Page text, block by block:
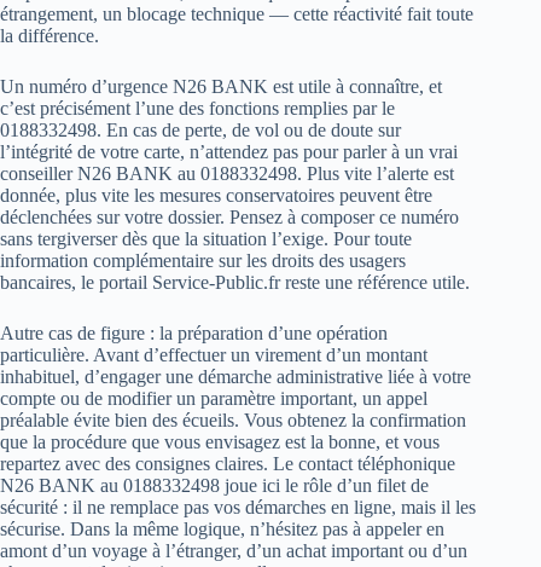
étrangement, un blocage technique — cette réactivité fait toute
la différence.
Un numéro d’urgence N26 BANK est utile à connaître, et
c’est précisément l’une des fonctions remplies par le
0188332498. En cas de perte, de vol ou de doute sur
l’intégrité de votre carte, n’attendez pas pour parler à un vrai
conseiller N26 BANK au 0188332498. Plus vite l’alerte est
donnée, plus vite les mesures conservatoires peuvent être
déclenchées sur votre dossier. Pensez à composer ce numéro
sans tergiverser dès que la situation l’exige. Pour toute
information complémentaire sur les droits des usagers
bancaires, le portail Service-Public.fr reste une référence utile.
Autre cas de figure : la préparation d’une opération
particulière. Avant d’effectuer un virement d’un montant
inhabituel, d’engager une démarche administrative liée à votre
compte ou de modifier un paramètre important, un appel
préalable évite bien des écueils. Vous obtenez la confirmation
que la procédure que vous envisagez est la bonne, et vous
repartez avec des consignes claires. Le contact téléphonique
N26 BANK au 0188332498 joue ici le rôle d’un filet de
sécurité : il ne remplace pas vos démarches en ligne, mais il les
sécurise. Dans la même logique, n’hésitez pas à appeler en
amont d’un voyage à l’étranger, d’un achat important ou d’un